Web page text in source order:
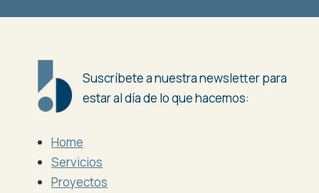
Suscríbete a nuestra newsletter para
estar al día de lo que hacemos:
Home
Servicios
Proyectos